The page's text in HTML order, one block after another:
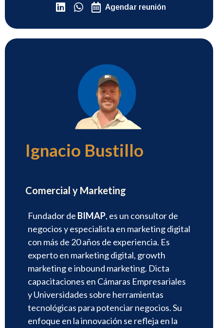
Agendar reunión
Ignacio Bustillo
Comercial y Marketing
Fundador de BIMAP, es un consultor de
negocios y especialista en marketing digital
con más de 20 años de experiencia. Es
experto en marketing digital, growth
marketing e inbound marketing. Dicta
capacitaciones en Cámaras Empresariales
y Universidades sobre herramientas
tecnológicas para potenciar negocios. Su
enfoque en la innovación se refleja en la